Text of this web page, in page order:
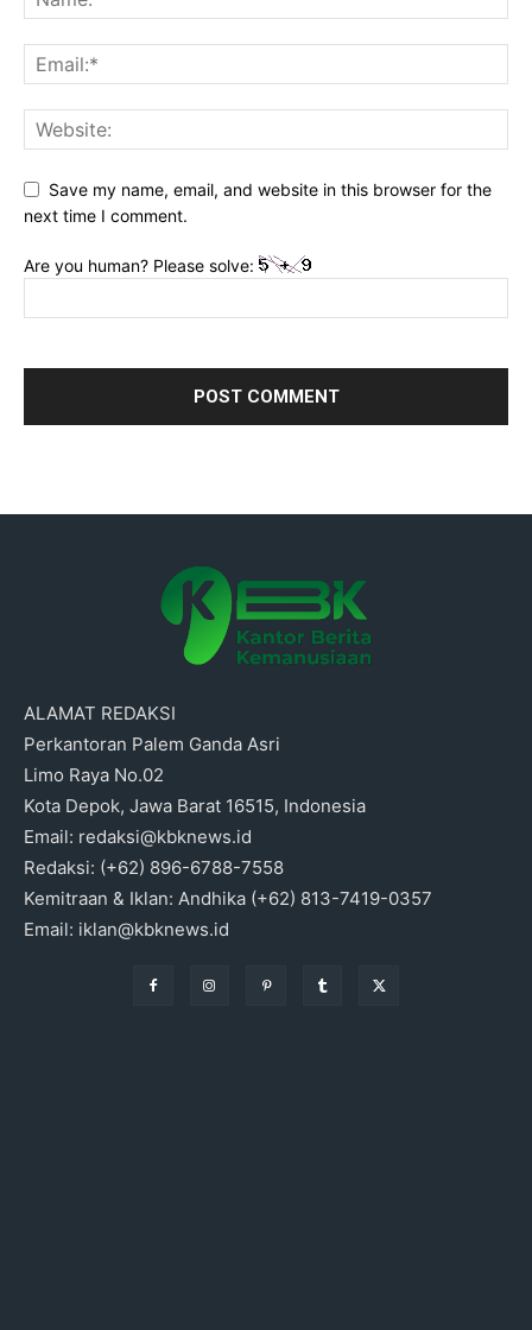
Save my name, email, and website in this browser for the
next time I comment.
Are you human? Please solve:
ALAMAT REDAKSI
Perkantoran Palem Ganda Asri
Limo Raya No.02
Kota Depok, Jawa Barat 16515, Indonesia
Email: redaksi@kbknews.id
Redaksi: (+62) 896-6788-7558
Kemitraan & Iklan: Andhika (+62) 813-7419-0357
Email: iklan@kbknews.id